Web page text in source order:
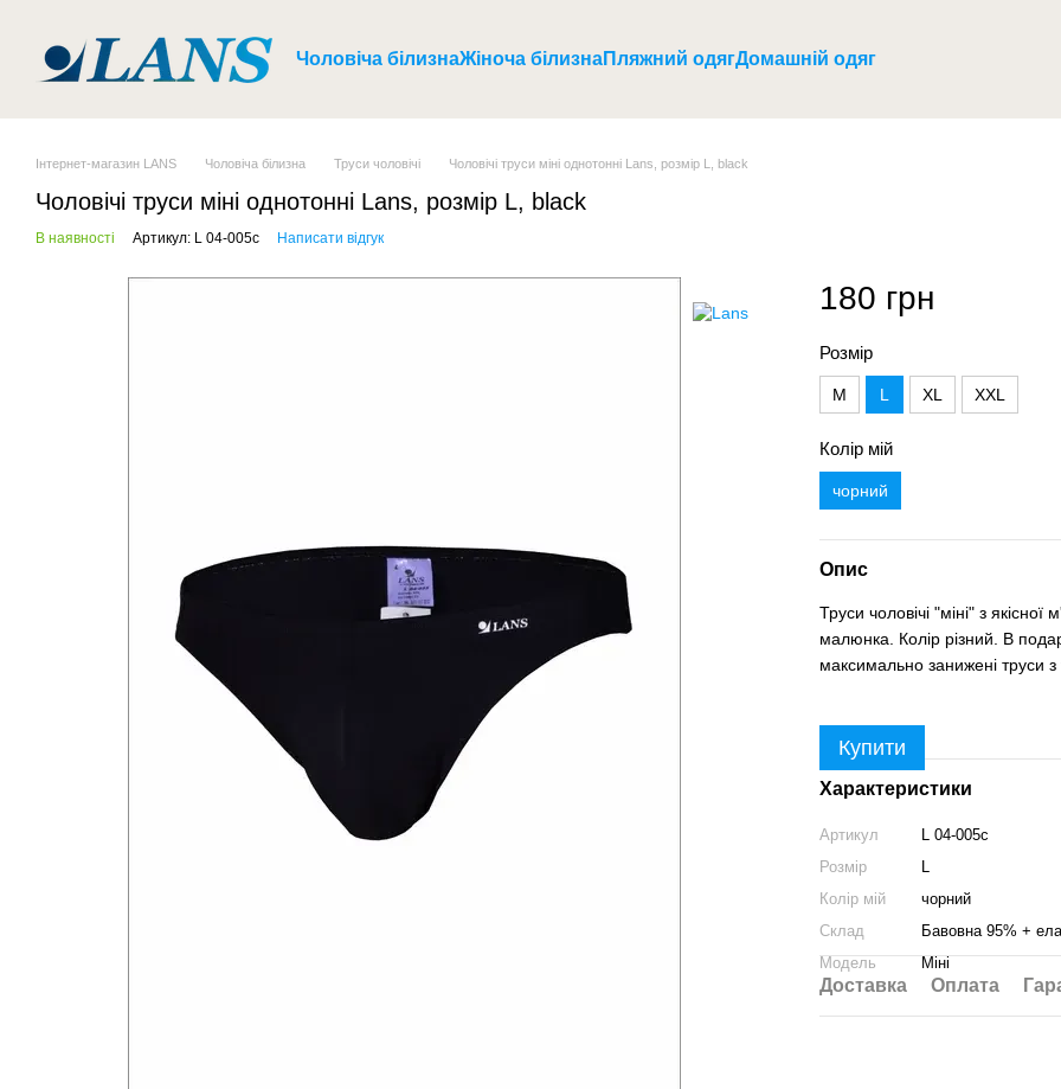
Чоловіча білизнаЖіноча білизнаПляжний одягДомашній одяг
Інтернет-магазин LANS Чоловіча білизна Труси чоловічі Чоловічі труси міні однотонні Lans, розмір L, black
Чоловічі труси міні однотонні Lans, розмір L, black
В наявності Артикул: L 04-005c Написати відгук
180 грн
Розмір
M L XL XXL
Колір мій
чорний
Опис
Труси чоловічі "міні" з
малюнка. Колір різний. В
максимально занижені труси
Купити
Характеристики
Артикул
L 04-005c
Розмір
L
Колір мій
чорний
Склад
Бавовна 95% +
Модель
Міні
Доставка Оплата